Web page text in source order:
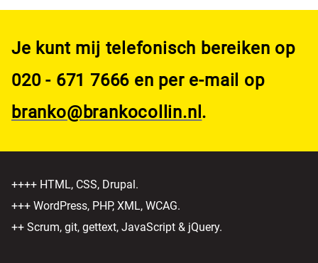
Je kunt mij telefonisch bereiken op
020 - 671 7666 en per e-mail op
branko@brankocollin.nl .
++++ HTML, CSS, Drupal.
+++ WordPress, PHP, XML, WCAG.
++ Scrum, git, gettext, JavaScript & jQuery.